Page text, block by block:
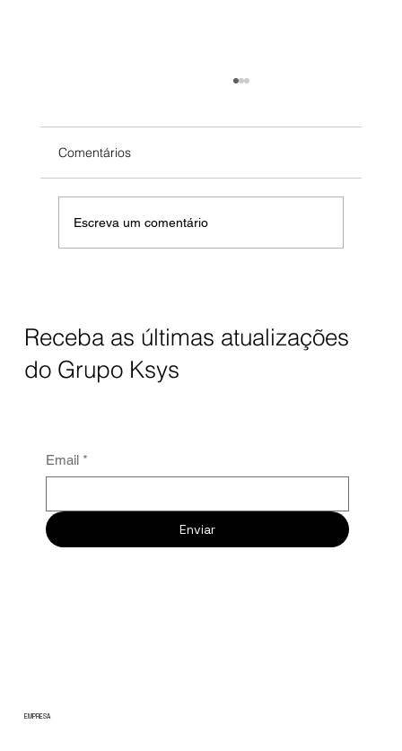
3 pessoas. 200+ tickets/mês. SLA quebrado
2 (custo: R$ 8k/mês). Aqui está o problema: não
é quantidade de gente. É processo quebrado.
Comentários
Escreva um comentário
Receba as últimas atualizações
do Grupo Ksys
Email *
Enviar
EMPRESA